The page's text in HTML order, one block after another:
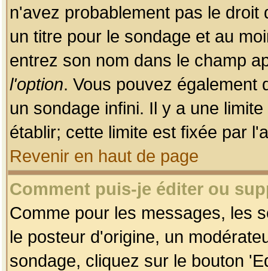
n'avez probablement pas le
un titre pour le sondage et au
entrez son nom dans le champ
l'option. Vous pouvez également
un sondage infini. Il y a une
établir; cette limite est fixée par
Revenir en haut de page
Comment puis-je éditer ou
Comme pour les messages, les
le posteur d'origine, un
sondage, cliquez sur le bouton